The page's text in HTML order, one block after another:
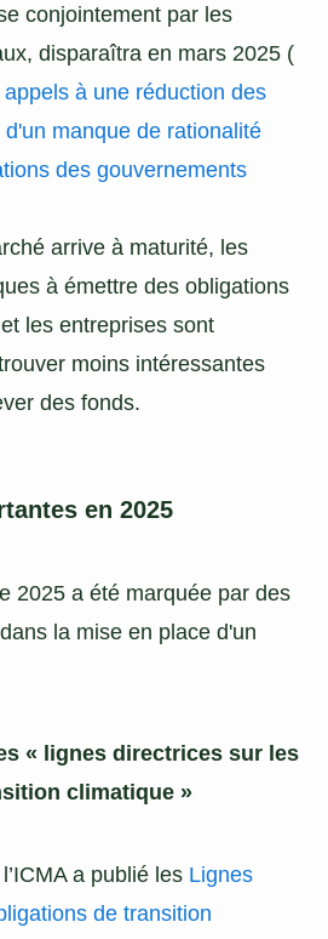
conjointement par les
disparaîtra en mars 2025 (
à une réduction des
manque de rationalité
des gouvernements
arrive à maturité, les
à émettre des obligations
les entreprises sont
moins intéressantes
des fonds.
en 2025
2025 a été marquée par des
la mise en place d'un
« lignes directrices sur les
climatique »
a publié les Lignes
de transition